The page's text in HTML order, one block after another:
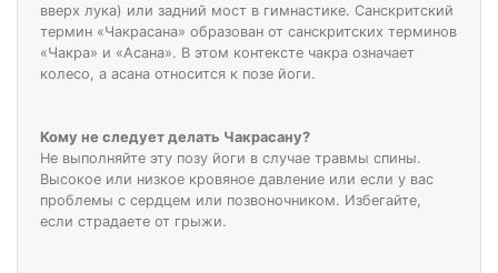
вверх лука) или задний мост в гимнастике. Санскритский
термин «Чакрасана» образован от санскритских терминов
«Чакра» и «Асана». В этом контексте чакра означает
колесо, а асана относится к позе йоги.
Кому не следует делать Чакрасану?
Не выполняйте эту позу йоги в случае травмы спины.
Высокое или низкое кровяное давление или если у вас
проблемы с сердцем или позвоночником. Избегайте,
если страдаете от грыжи.